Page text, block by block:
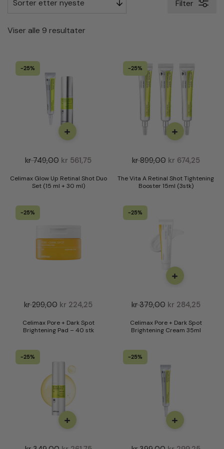
Filter
Viser alle 9 resultater
e
r
-25%
+
Celimax Glow Up Retinal Shot Duo
Set (15 ml + 30 ml)
kr749,00 kr 561,75
-25%
+
The Vita A Retinal Shot Tightening
Booster 15ml (3stk)
kr899,00 kr 674,25
-25%
Celimax Pore + Dark Spot
Brightening Pad – 40 stk
kr299,00 kr 224,25
-25%
+
Celimax Pore + Dark Spot
Brightening Cream 35ml
kr379,00 kr 284,25
-25%
+
-25%
+